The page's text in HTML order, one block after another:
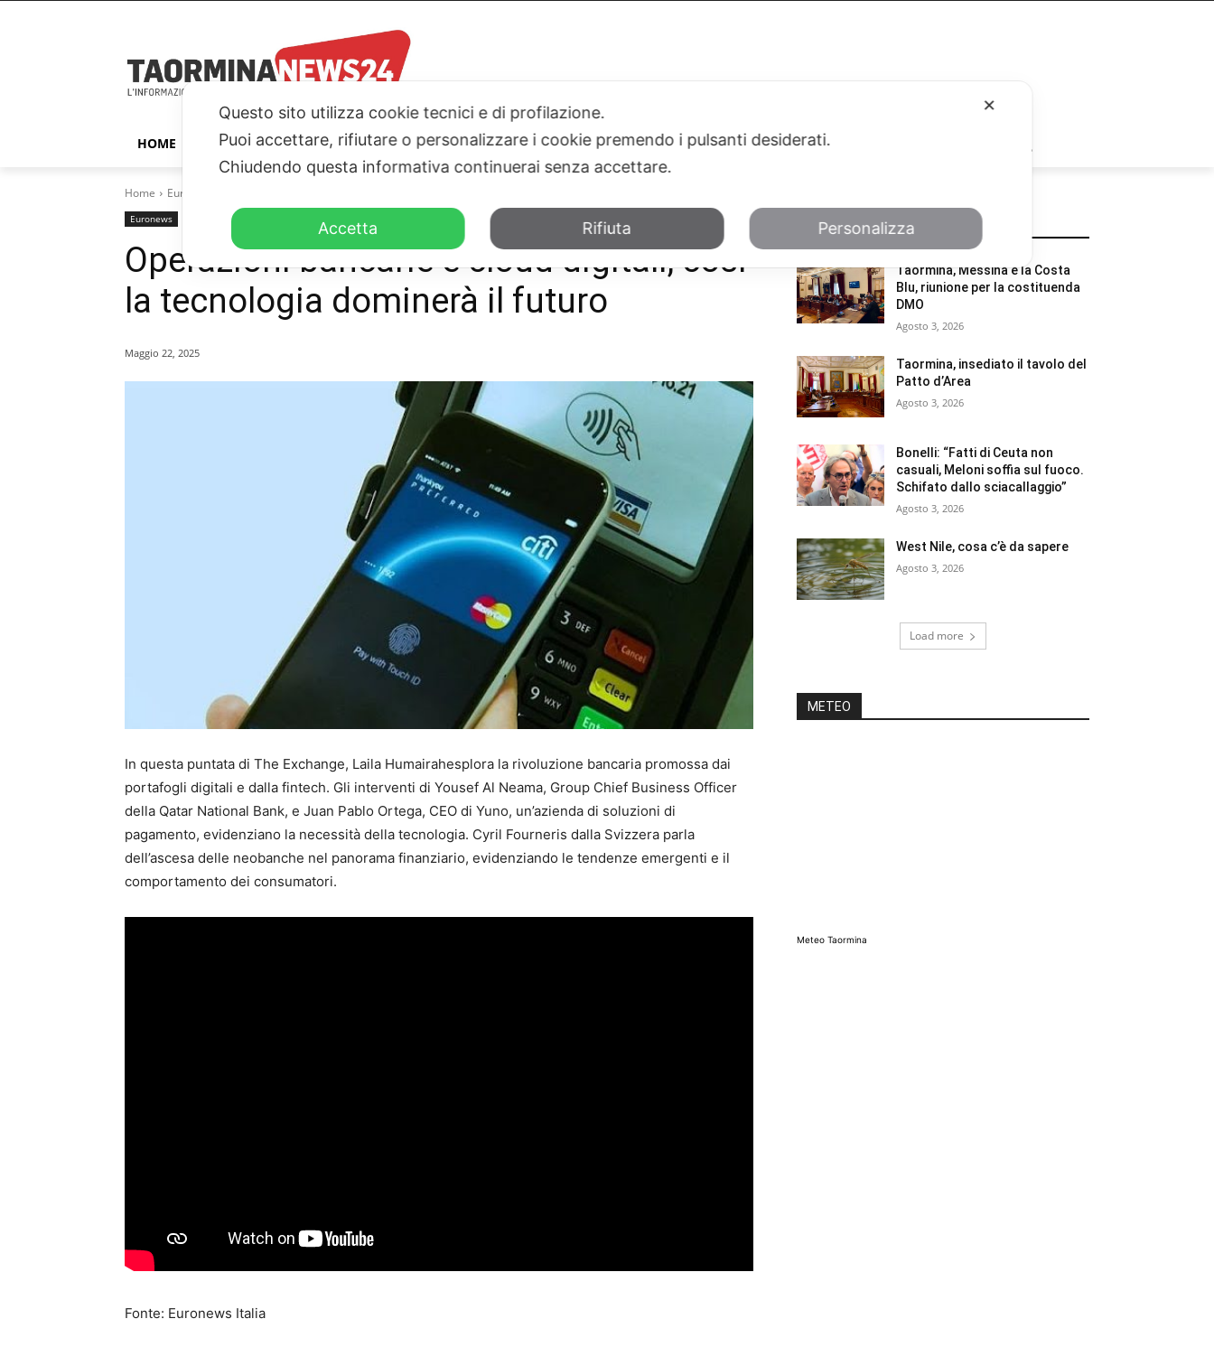
HOME TAORMINA ITALIA – ESTERI PARLAMENTO SICILIA SALUTE SPORT TN24TV
Home Euronews
Euronews
Operazioni bancarie e cloud digitali, così
la tecnologia dominerà il futuro
Maggio 22, 2025
In questa puntata di The Exchange, Laila Humairahesplora la rivoluzione bancaria promossa dai
portafogli digitali e dalla fintech. Gli interventi di Yousef Al Neama, Group Chief Business Officer
della Qatar National Bank, e Juan Pablo Ortega, CEO di Yuno, un’azienda di soluzioni di
pagamento, evidenziano la necessità della tecnologia. Cyril Fourneris dalla Svizzera parla
dell’ascesa delle neobanche nel panorama finanziario, evidenziando le tendenze emergenti e il
comportamento dei consumatori.
Fonte: Euronews Italia
POTREBBE INTERESSARTI
Taormina, Messina e la Costa
Blu, riunione per la costituenda
DMO
Agosto 3, 2026
Taormina, insediato il tavolo del
Patto d’Area
Agosto 3, 2026
Bonelli: “Fatti di Ceuta non
casuali, Meloni soffia sul fuoco.
Schifato dallo sciacallaggio”
Agosto 3, 2026
West Nile, cosa c’è da sapere
Agosto 3, 2026
Load more
METEO
Meteo Taormina
✕
Questo sito utilizza cookie tecnici e di profilazione.
Puoi accettare, rifiutare o personalizzare i cookie premendo i pulsanti desiderati.
Chiudendo questa informativa continuerai senza accettare.
Accetta Rifiuta Personalizza